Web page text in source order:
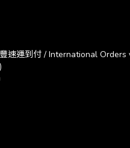
速運到付 / International Orders